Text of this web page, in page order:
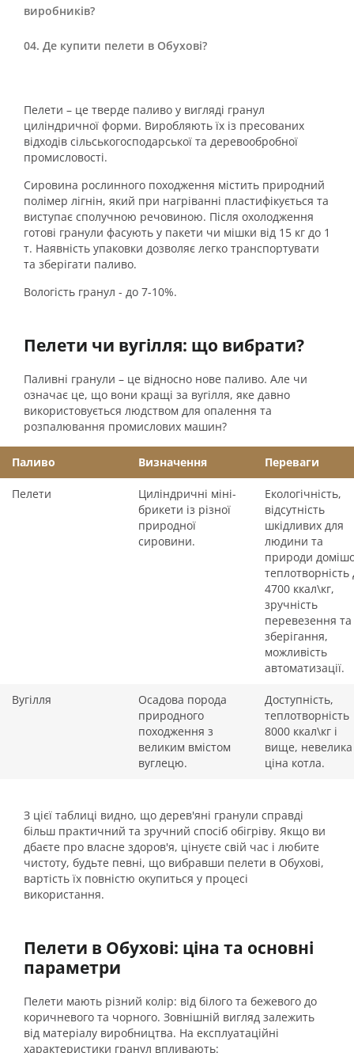
виробників?
Де купити пелети в Обухові?
Пелети – це тверде паливо у вигляді гранул
циліндричної форми. Виробляють їх із пресованих
відходів сільськогосподарської та деревообробної
промисловості.
Сировина рослинного походження містить природний
полімер лігнін, який при нагріванні пластифікується та
виступає сполучною речовиною. Після охолодження
готові гранули фасують у пакети чи мішки від 15 кг до 1
т. Наявність упаковки дозволяє легко транспортувати
та зберігати паливо.
Вологість гранул - до 7-10%.
Пелети чи вугілля: що вибрати?
Паливні гранули – це відносно нове паливо. Але чи
означає це, що вони кращі за вугілля, яке давно
використовується людством для опалення та
розпалювання промислових машин?
Паливо Визначення Переваги
Пелети
Циліндричні міні-
брикети із різної
природної
сировини.
Екологічність,
відсутність
шкідливих для
людини та
природи
теплотворність
4700 ккал\кг,
зручність
перевезення та
зберігання,
можливість
автоматизації.
Вугілля
Осадова порода
природного
походження з
великим вмістом
вуглецю.
Доступність,
теплотворність
8000 ккал\кг і
вище, невелика
ціна котла.
З цієї таблиці видно, що дерев'яні гранули справді
більш практичний та зручний спосіб обігріву. Якщо ви
дбаєте про власне здоров'я, цінуєте свій час і любите
чистоту, будьте певні, що вибравши пелети в Обухові,
вартість їх повністю окупиться у процесі
використання.
Пелети в Обухові: ціна та основні
параметри
Пелети мають різний колір: від білого та бежевого до
коричневого та чорного. Зовнішній вигляд залежить
від матеріалу виробництва. На експлуатаційні
характеристики гранул впливають: